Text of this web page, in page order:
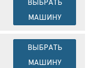
МАШИНУ
ВЫБРАТЬ
МАШИНУ